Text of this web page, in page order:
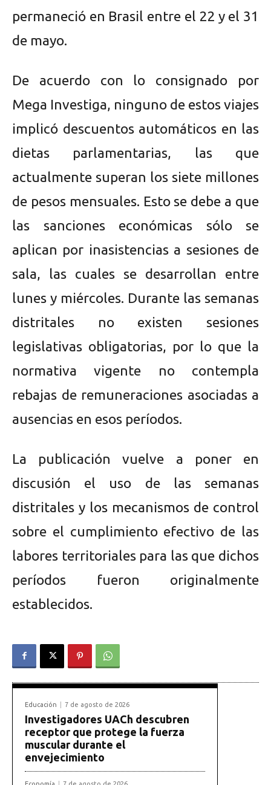
permaneció en Brasil entre el 22 y el 31
de mayo.
De acuerdo con lo consignado por
Mega Investiga, ninguno de estos viajes
implicó descuentos automáticos en las
dietas parlamentarias, las que
actualmente superan los siete millones
de pesos mensuales. Esto se debe a que
las sanciones económicas sólo se
aplican por inasistencias a sesiones de
sala, las cuales se desarrollan entre
lunes y miércoles. Durante las semanas
distritales no existen sesiones
legislativas obligatorias, por lo que la
normativa vigente no contempla
rebajas de remuneraciones asociadas a
ausencias en esos períodos.
La publicación vuelve a poner en
discusión el uso de las semanas
distritales y los mecanismos de control
sobre el cumplimiento efectivo de las
labores territoriales para las que dichos
períodos fueron originalmente
establecidos.
Educación 7 de agosto de 2026
Investigadores UACh descubren
receptor que protege la fuerza
muscular durante el
envejecimiento